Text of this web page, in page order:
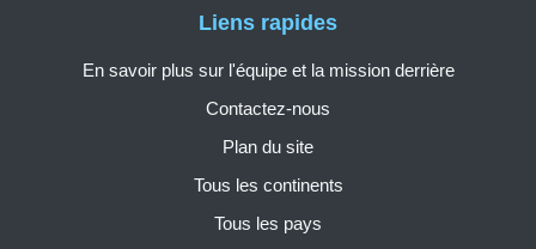
Liens rapides
En savoir plus sur l'équipe et la mission derrière
Contactez-nous
Plan du site
Tous les continents
Tous les pays